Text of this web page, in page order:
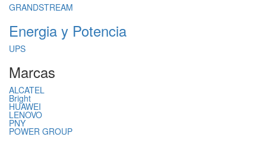
GRANDSTREAM
Energia y Potencia
UPS
Marcas
ALCATEL
Bright
HUAWEI
LENOVO
PNY
POWER GROUP